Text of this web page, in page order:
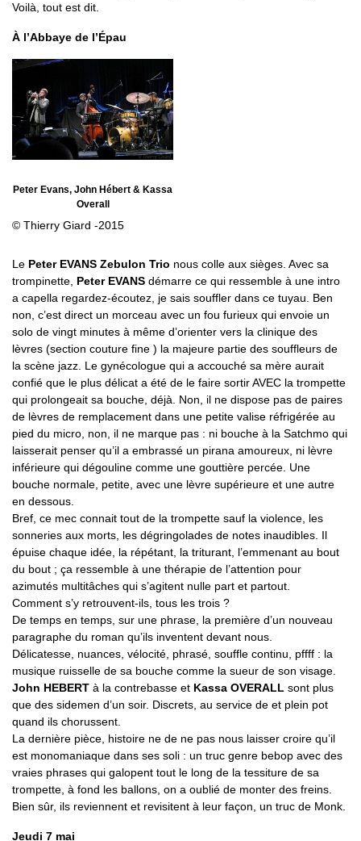
Voilà, tout est dit.
À l’Abbaye de l’Épau
Peter Evans, John Hébert & Kassa
Overall
© Thierry Giard -2015
Le Peter EVANS Zebulon Trio nous colle aux sièges. Avec sa
trompinette, Peter EVANS démarre ce qui ressemble à une intro
a capella regardez-écoutez, je sais souffler dans ce tuyau. Ben
non, c’est direct un morceau avec un fou furieux qui envoie un
solo de vingt minutes à même d’orienter vers la clinique des
lèvres (section couture fine ) la majeure partie des souffleurs de
la scène jazz. Le gynécologue qui a accouché sa mère aurait
confié que le plus délicat a été de le faire sortir AVEC la trompette
qui prolongeait sa bouche, déjà. Non, il ne dispose pas de paires
de lèvres de remplacement dans une petite valise réfrigérée au
pied du micro, non, il ne marque pas : ni bouche à la Satchmo qui
laisserait penser qu’il a embrassé un pirana amoureux, ni lèvre
inférieure qui dégouline comme une gouttière percée. Une
bouche normale, petite, avec une lèvre supérieure et une autre
en dessous.
Bref, ce mec connait tout de la trompette sauf la violence, les
sonneries aux morts, les dégringolades de notes inaudibles. Il
épuise chaque idée, la répétant, la triturant, l’emmenant au bout
du bout ; ça ressemble à une thérapie de l’attention pour
azimutés multitâches qui s’agitent nulle part et partout.
Comment s’y retrouvent-ils, tous les trois ?
De temps en temps, sur une phrase, la première d’un nouveau
paragraphe du roman qu’ils inventent devant nous.
Délicatesse, nuances, vélocité, phrasé, souffle continu, pffff : la
musique ruisselle de sa bouche comme la sueur de son visage.
John HEBERT à la contrebasse et Kassa OVERALL sont plus
que des sidemen d’un soir. Discrets, au service de et plein pot
quand ils chorussent.
La dernière pièce, histoire ne de ne pas nous laisser croire qu’il
est monomaniaque dans ses soli : un truc genre bebop avec des
vraies phrases qui galopent tout le long de la tessiture de sa
trompette, à fond les ballons, on a oublié de monter des freins.
Bien sûr, ils reviennent et revisitent à leur façon, un truc de Monk.
Jeudi 7 mai